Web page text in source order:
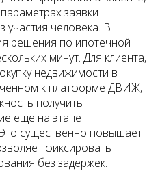
заявки
участия человека. В
решения по ипотечной
минут. Для клиента,
недвижимости в
к платформе ДВИЖ,
получить
еще на этапе
существенно повышает
фиксировать
без задержек.